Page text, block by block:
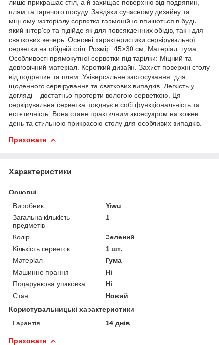
лише прикрашає стіл, а й захищає поверхню від подряпин,
плям та гарячого посуду. Завдяки сучасному дизайну та
міцному матеріалу серветка гармонійно впишеться в будь-
який інтер'єр та підійде як для повсякденних обідів, так і для
святкових вечерь. Основні характеристики сервірувальної
серветки на обідній стіл: Розмір: 45×30 см; Матеріал: гума.
Особливості прямокутної серветки під тарілки: Міцний та
довговічний матеріал. Короткий дизайн. Захист поверхні столу
від подряпин та плям. Універсальне застосування: для
щоденного сервірування та святкових випадків. Легкість у
догляді – достатньо протерти вологою серветкою. Ця
сервірувальна серветка поєднує в собі функціональність та
естетичність. Вона стане практичним аксесуаром на кожен
день та стильною прикрасою столу для особливих випадків.
Приховати
Характеристики
Основні
Виробник
Yiwu
Загальна кількість
предметів
1
Колір
Зелений
Кількість серветок
1 шт.
Матеріал
Гума
Машинне прання
Ні
Подарункова упаковка
Ні
Стан
Новий
Користувальницькі характеристики
Гарантія
14 днів
Приховати